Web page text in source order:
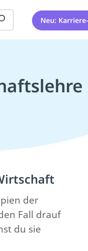
Neu:
der
Fall drauf
du sie